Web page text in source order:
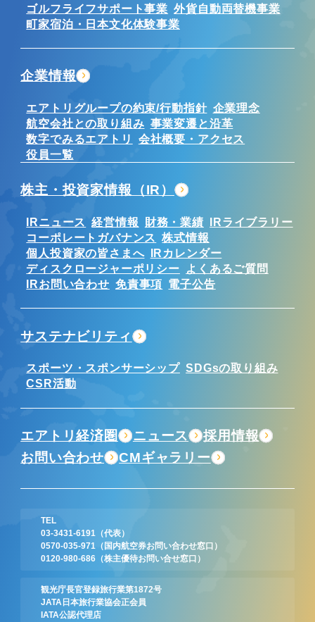
TEL
03-3431-6191
（代表）
0570-035-971
（国内航空券お問い合わせ窓口）
0120-980-686 （株主優待お問い合せ窓口）
観光庁長官登録旅行業第1872号
JATA日本旅行業協会正会員
IATA公認代理店
ゴルフライフサポート事業 外貨自動両替機事業
町家宿泊・日本文化体験事業
企業情報
エアトリグループの約束/行動指針 企業理念
航空会社との取り組み 事業変遷と沿革
数字でみるエアトリ
会社概要・アクセス
役員一覧
株主・投資家情報（IR）
IRニュース 経営情報 財務・業績 IRライブラリー
コーポレートガバナンス 株式情報
個人投資家の皆さまへ IRカレンダー
ディスクロージャーポリシー
よくあるご質問
IRお問い合わせ 免責事項 電子公告
サステナビリティ
スポーツ・スポンサーシップ SDGsの取り組み
CSR活動
エアトリ経済圏 ニュース
採用情報
お問い合わせ
CMギャラリー